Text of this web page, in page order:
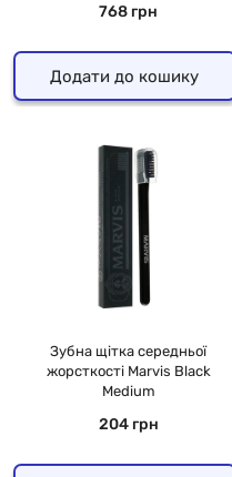
768 грн
Додати до кошику
Зубна щітка середньої
жорсткості Marvis Black
Medium
204 грн